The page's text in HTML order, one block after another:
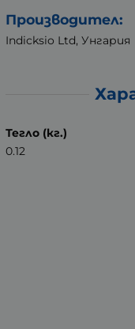
Производител:
Indicksio Ltd, Унгария
Тегло (кг.)
0.12